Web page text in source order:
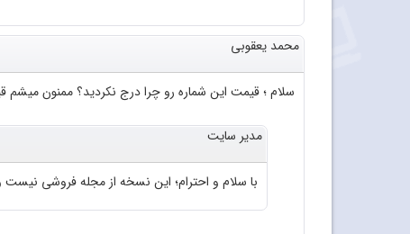
محمد یعقوبی
سلام ؛ قیمت این شماره رو چرا درج نکردید؟ ممنون میشم
مدیر سایت
با سلام و احترام؛ این نسخه از مجله فروشی